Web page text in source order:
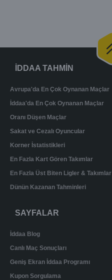
İDDAA TAHMİN
Avrupa'da En Çok Oynanan Maçlar
İddaa'da En Çok Oynanan Maçlar
Oranı Düşen Maçlar
Sakat ve Cezalı Oyuncular
Korner İstatistikleri
En Fazla Kart Gören Takımlar
En Fazla Üst Biten Ligler & Takımlar
Dünün Kazanan Tahminleri
SAYFALAR
İddaa Blog
Canlı Maç Sonuçları
Geniş Ekran İddaa Programı
Kupon Sorgulama